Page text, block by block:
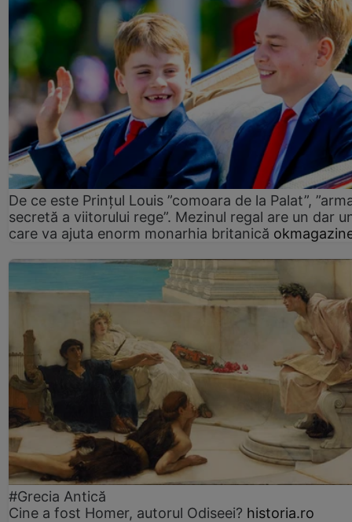
De ce este Prințul Louis ”comoara de la Palat”,
secretă a viitorului rege”. Mezinul regal are un dar
care va ajuta enorm monarhia britanică
#Grecia Antică
Cine a fost Homer, autorul Odiseei? historia.ro